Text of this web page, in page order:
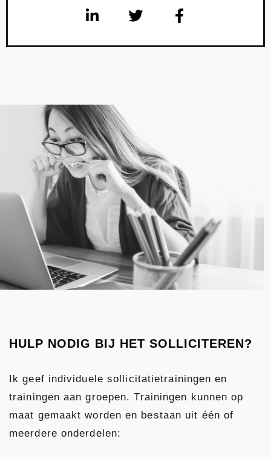
i
k
n
-
i
n
T
w
t
F
a
e
HULP NODIG BIJ HET SOLLICITEREN?
Ik geef individuele sollicitatietrainingen en
trainingen aan groepen. Trainingen kunnen op
maat gemaakt worden en bestaan uit één of
meerdere onderdelen: